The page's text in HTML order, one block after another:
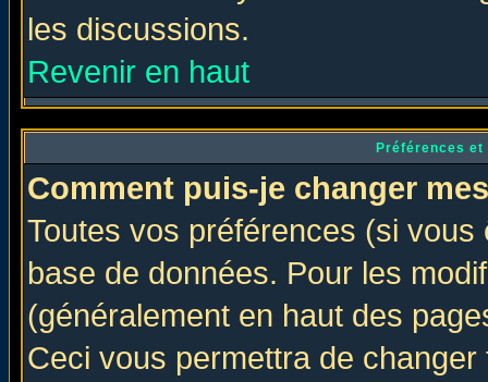
les discussions.
Revenir en haut
Préférences
Comment puis-je changer
Toutes vos préférences (si
base de données. Pour les
(généralement en haut des
Ceci vous permettra de